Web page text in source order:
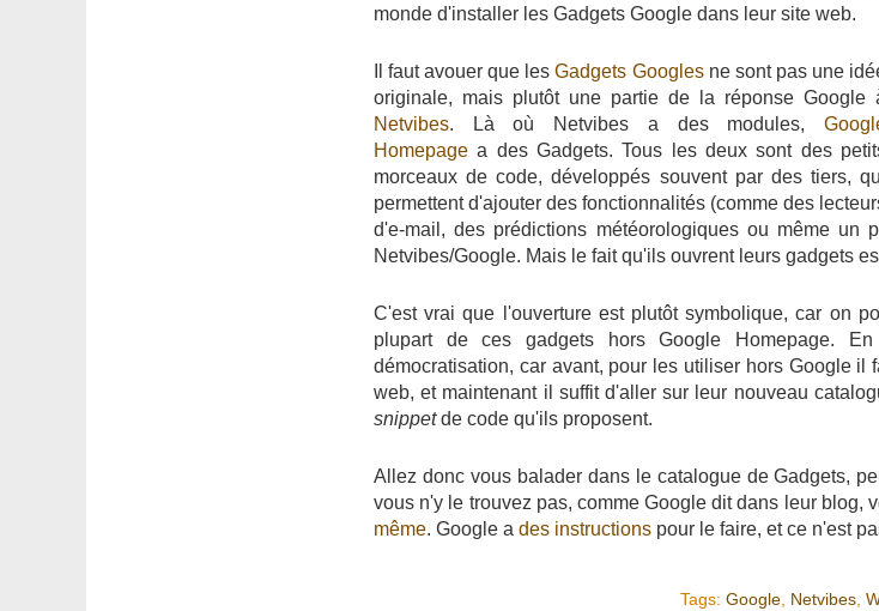
monde d'installer les Gadgets Google dans leur site web.
Il faut avouer que lesGadgets Googlesne sont pas une
originale, mais plutôt une partie de la réponse Google
Netvibes. Là où Netvibes a des modules,
Homepage a des Gadgets. Tous les deux sont des
morceaux de code, développés souvent par des tiers,
permettent d'ajouter des fonctionnalités (comme des
d'e-mail, des prédictions météorologiques ou même un
Netvibes/Google. Mais le fait qu'ils ouvrent leurs gadgets
C'est vrai que l'ouverture est plutôt symbolique, car on
plupart de ces gadgets hors Google Homepage.
démocratisation, car avant, pour les utiliser hors Google
web, et maintenant il suffit d'aller sur leur nouveau
snippetde code qu'ils proposent.
Allez donc vous balader dans le catalogue de Gadgets,
vous n'y le trouvez pas, comme Google dit dans leur blog,
même. Google a des instructions pour le faire, et ce n'est
Tags: Google, Netvibes,